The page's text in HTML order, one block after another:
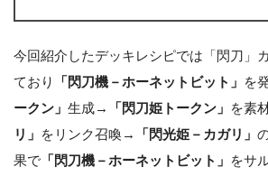
今回紹介したデッキレシピでは「閃刀」
ており
「閃刀機－ホーネットビット」 を
ークン」 生成→ 「閃刀姫トークン」 を素
リ」 をリンク召喚→ 「閃光姫－カガリ」
果で 「閃刀機－ホーネットビット」 をサ